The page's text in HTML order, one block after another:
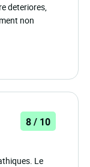
deteriores,
non
8 / 10
Le